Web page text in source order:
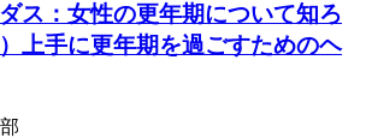
ス：女性の更年期について知ろ
上手に更年期を過ごすためのヘ